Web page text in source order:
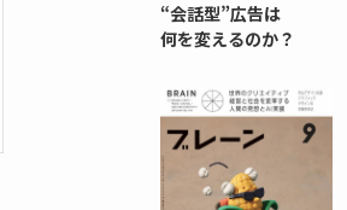
“会話型”広告は
何を変えるのか？